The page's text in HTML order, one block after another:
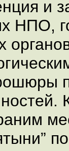
и
НПО,